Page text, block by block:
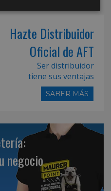
Hazte Distribuidor
Oficial de AFT
Ser distribuidor
tiene sus ventajas
SABER MÁS
negocio